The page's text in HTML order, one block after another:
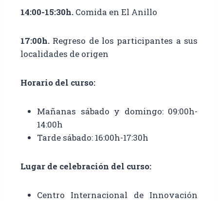
14:00-15:30h. Comida en El Anillo
17:00h. Regreso de los participantes a sus
localidades de origen
Horario del curso:
Mañanas sábado y domingo: 09:00h-
14:00h
Tarde sábado: 16:00h-17:30h
Lugar de celebración del curso:
Centro Internacional de Innovación